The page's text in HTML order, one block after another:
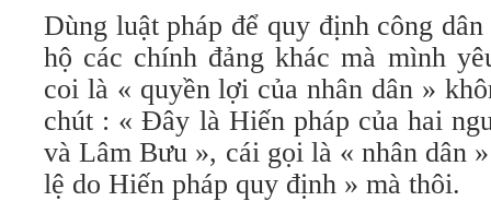
Dùng luật pháp để quy định công
hộ các chính đảng khác mà mình
coi là « quyền lợi của nhân dân »
chút : « Đây là Hiến pháp của hai
và Lâm Bưu », cái gọi là « nhân dân
lệ do Hiến pháp quy định » mà thôi.